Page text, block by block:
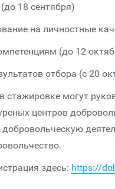
18 сентября)
на личностные
(до 12
отбора (с 20
стажировке могут
центров
здесь: https://